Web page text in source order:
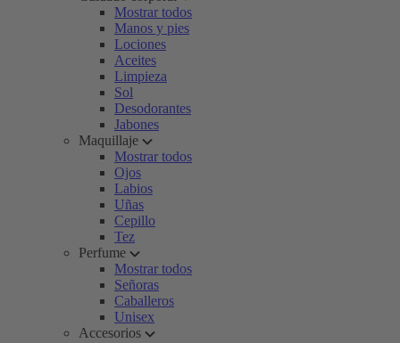
Mostrar todos
Manos y pies
Lociones
Aceites
Limpieza
Sol
Desodorantes
Jabones
Maquillaje
Mostrar todos
Ojos
Labios
Uñas
Cepillo
Tez
Perfume
Mostrar todos
Señoras
Caballeros
Unisex
Accesorios